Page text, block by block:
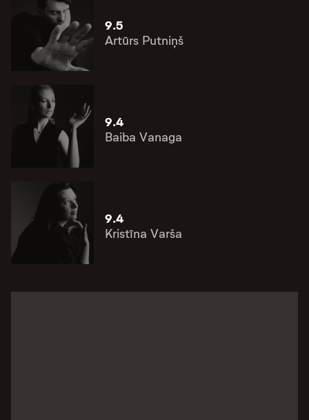
9.5
Artūrs Putniņš
9.4
Baiba Vanaga
9.4
Kristīna Varša